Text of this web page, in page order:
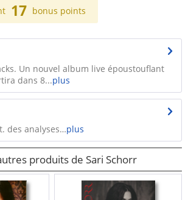
17 bonus points
Un nouvel album live époustouflant
dans 8...plus
des analyses…plus
produits de Sari Schorr